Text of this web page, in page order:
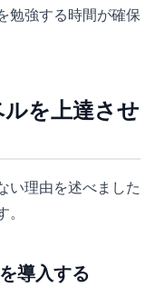
勉強する時間が確保
を上達させ
い理由を述べました
導入する